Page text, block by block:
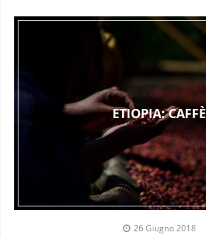
ETIOPIA: CAFFÈ
26 Giugno 2018